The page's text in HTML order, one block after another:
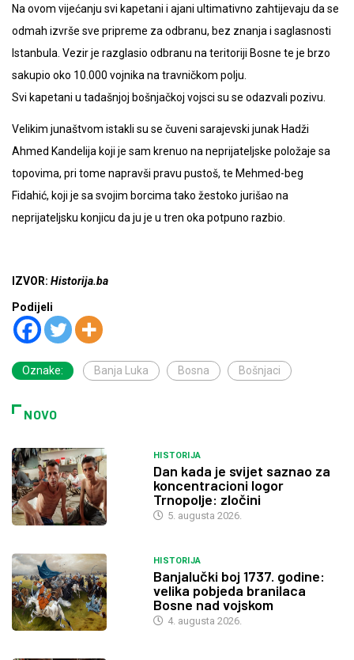
Na ovom vijećanju svi kapetani i ajani ultimativno zahtijevaju da se
odmah izvrše sve pripreme za odbranu, bez znanja i saglasnosti
Istanbula. Vezir je razglasio odbranu na teritoriji Bosne te je brzo
sakupio oko 10.000 vojnika na travničkom polju.
Svi kapetani u tadašnjoj bošnjačkoj vojsci su se odazvali pozivu.
Velikim junaštvom istakli su se čuveni sarajevski junak Hadži
Ahmed Kandelija koji je sam krenuo na neprijateljske položaje sa
topovima, pri tome napravši pravu pustoš, te Mehmed-beg
Fidahić, koji je sa svojim borcima tako žestoko jurišao na
neprijateljsku konjicu da ju je u tren oka potpuno razbio.
IZVOR: Historija.ba
Podijeli
Oznake: Banja Luka Bosna Bošnjaci
NOVO
HISTORIJA
Dan kada je svijet saznao za
koncentracioni logor
Trnopolje: zločini
5. augusta 2026.
HISTORIJA
Banjalučki boj 1737. godine:
velika pobjeda branilaca
Bosne nad vojskom
4. augusta 2026.